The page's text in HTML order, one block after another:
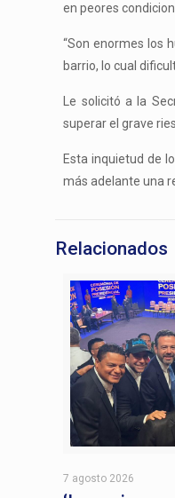
en peores
“Son enormes los
barrio, lo cual
Le solicitó a la
superar el grave
Esta inquietud de
más adelante una
Relacionados
7 agosto 2026